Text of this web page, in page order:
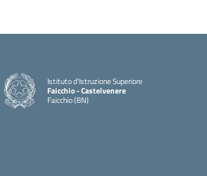
Istituto d'Istruzione Superiore
Faicchio - Castelvenere
Faicchio (BN)